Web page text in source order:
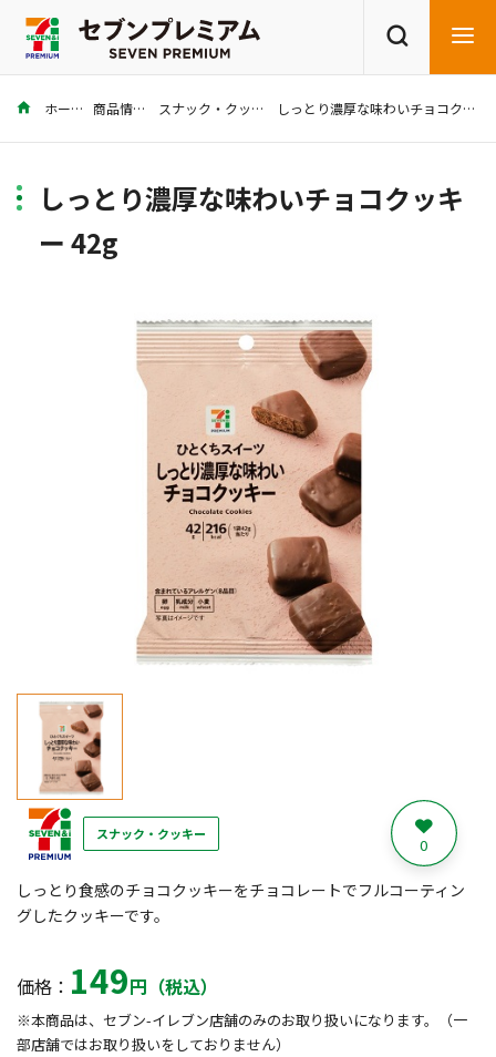
商品を探す レシピを探す
ホーム 商品情報 スナック・クッキー しっとり濃厚な味わいチョコクッキー 42g
しっとり濃厚な味わいチョコクッキ
ー 42g
スナック・クッキー 0
しっとり食感のチョコクッキーをチョコレートでフルコーティン
グしたクッキーです。
価格： 149円（税込）
※本商品は、セブン-イレブン店舗のみのお取り扱いになります。（一
部店舗ではお取り扱いをしておりません）